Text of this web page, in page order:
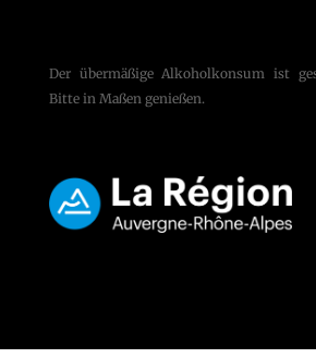
Der übermäßige Alkoholkonsum ist
Bitte in Maßen genießen.